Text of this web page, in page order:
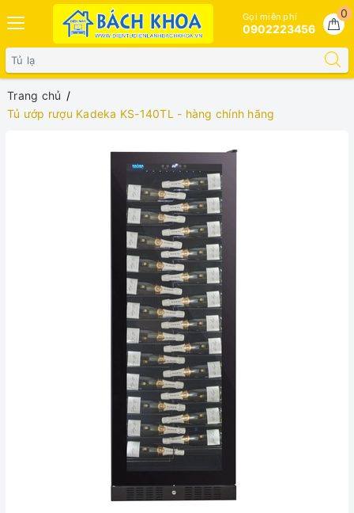
0
Gọi miễn phí
0902223456
Trang chủ
Tủ ướp rượu Kadeka KS-140TL - hàng chính hãng